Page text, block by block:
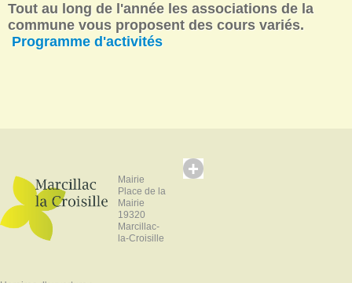
Tout au long de l'année les associations de la
commune vous proposent des cours variés.
Programme d'activités
Mairie
Place de la
Mairie
19320
Marcillac-
la-Croisille